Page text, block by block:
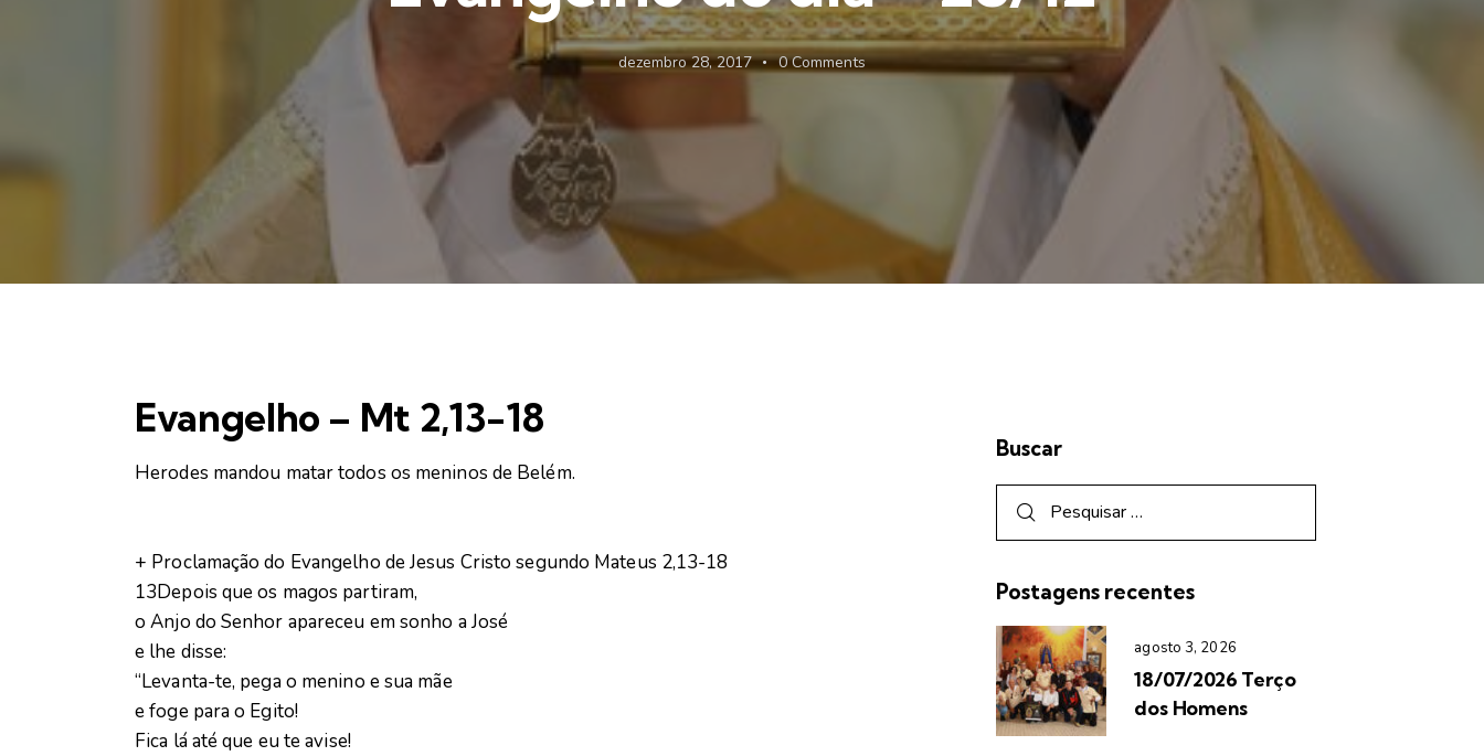
dezembro 28, 2017 0 Comments
Evangelho – Mt 2,13-18
Herodes mandou matar todos os meninos de Belém.
+ Proclamação do Evangelho de Jesus Cristo segundo Mateus 2,13-18
13Depois que os magos partiram,
o Anjo do Senhor apareceu em sonho a José
e lhe disse:
“Levanta-te, pega o menino e sua mãe
e foge para o Egito!
Fica lá até que eu te avise!
Buscar
Postagens recentes
agosto 3, 2026
18/07/2026 Terço
dos Homens